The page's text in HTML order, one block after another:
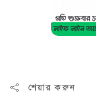
শেয়ার করুন